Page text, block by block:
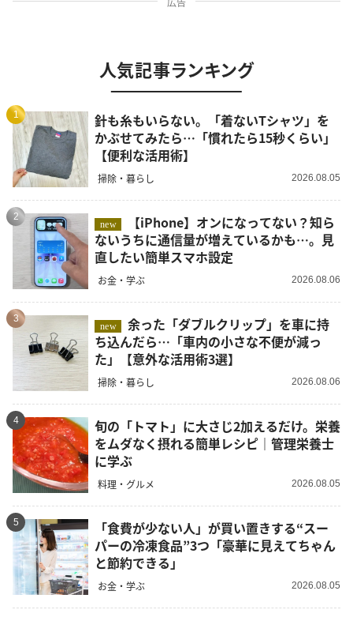
人気記事ランキング
1
針も糸もいらない。「着ないTシャツ」を
かぶせてみたら…「慣れたら15秒くらい」
【便利な活用術】
掃除・暮らし 2026.08.05
2
new
ないうちに通信量が増えているかも…。見
直したい簡単スマホ設定
お金・学ぶ 2026.08.06
3
new
余った「ダブルクリップ」を車に持
ち込んだら…「車内の小さな不便が減っ
た」【意外な活用術3選】
掃除・暮らし 2026.08.06
4
旬の「トマト」に大さじ2加えるだけ。栄養
をムダなく摂れる簡単レシピ｜管理栄養士
に学ぶ
料理・グルメ 2026.08.05
5
「食費が少ない人」が買い置きする“スー
パーの冷凍食品”3つ「豪華に見えてちゃん
と節約できる」
お金・学ぶ 2026.08.05